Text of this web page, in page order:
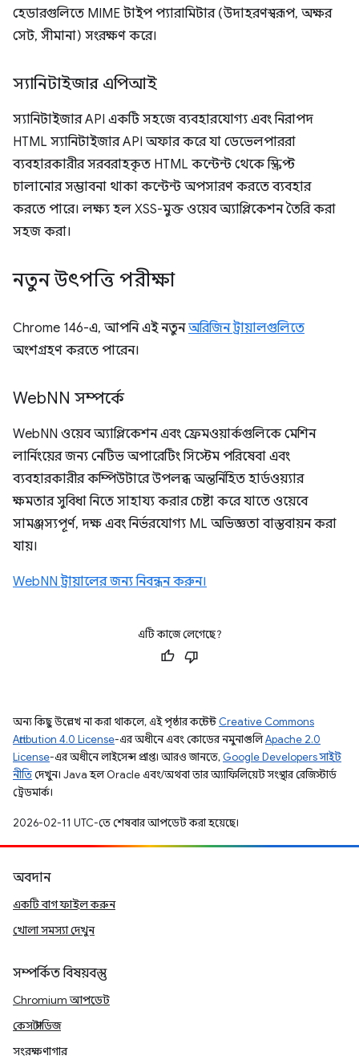
হেডারগুলিতে MIME টাইপ প্যারামিটার (উদাহরণস্বরূপ, অক্ষর
সেট, সীমানা) সংরক্ষণ করে।
স্যানিটাইজার এপিআই
স্যানিটাইজার API একটি সহজে ব্যবহারযোগ্য এবং নিরাপদ
HTML স্যানিটাইজার API অফার করে যা ডেভেলপাররা
ব্যবহারকারীর সরবরাহকৃত HTML কন্টেন্ট থেকে স্ক্রিপ্ট
চালানোর সম্ভাবনা থাকা কন্টেন্ট অপসারণ করতে ব্যবহার
করতে পারে। লক্ষ্য হল XSS-মুক্ত ওয়েব অ্যাপ্লিকেশন তৈরি করা
সহজ করা।
নতুন উৎপত্তি পরীক্ষা
Chrome 146-এ, আপনি এই নতুনঅরিজিন ট্রায়ালগুলিতে
অংশগ্রহণ করতে পারেন।
WebNN সম্পর্কে
WebNN ওয়েব অ্যাপ্লিকেশন এবং ফ্রেমওয়ার্কগুলিকে মেশিন
লার্নিংয়ের জন্য নেটিভ অপারেটিং সিস্টেম পরিষেবা এবং
ব্যবহারকারীর কম্পিউটারে উপলব্ধ অন্তর্নিহিত হার্ডওয়্যার
ক্ষমতার সুবিধা নিতে সাহায্য করার চেষ্টা করে যাতে ওয়েবে
সামঞ্জস্যপূর্ণ, দক্ষ এবং নির্ভরযোগ্য ML অভিজ্ঞতা বাস্তবায়ন করা
যায়।
WebNN ট্রায়ালের জন্য নিবন্ধন করুন।
এটি কাজে লেগেছে?
অন্য কিছু উল্লেখ না করা থাকলে, এই পৃষ্ঠার কন্টেন্ট Creative Commons
Attribution 4.0 License-এর অধীনে এবং কোডের নমুনাগুলিApache 2.0
License-এর অধীনে লাইসেন্স প্রাপ্ত। আরও জানতে, Google Developers সাইট
নীতিদেখুন। Java হল Oracle এবং/অথবা তার অ্যাফিলিয়েট সংস্থার রেজিস্টার্ড
ট্রেডমার্ক।
2026-02-11 UTC-তে শেষবার আপডেট করা হয়েছে।
অবদান
একটি বাগ ফাইল করুন
খোলা সমস্যা দেখুন
সম্পর্কিত বিষয়বস্তু
Chromium আপডেট
কেস স্টাডিজ
সংরক্ষণাগার